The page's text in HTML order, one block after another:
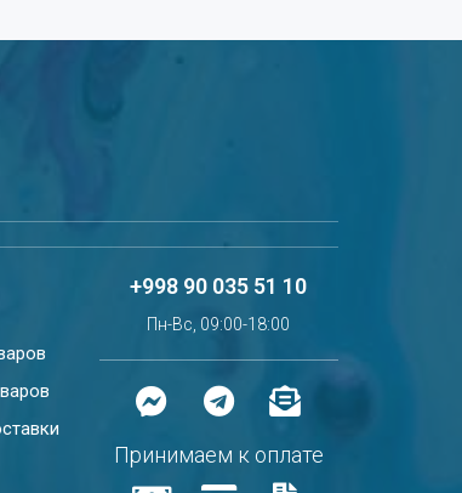
+998 90 035 51 10
Пн-Вс, 09:00-18:00
Принимаем к оплате